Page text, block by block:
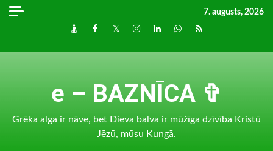
Skip
7. augusts, 2026
DraugiemFacebook
TwitterInstagram
LinkedInwhatsapp
RSS
e – BAZNĪCA ✞
Grēka alga ir nāve, bet Dieva balva ir mūžīga dzīvība Kristū
Jēzū, mūsu Kungā.